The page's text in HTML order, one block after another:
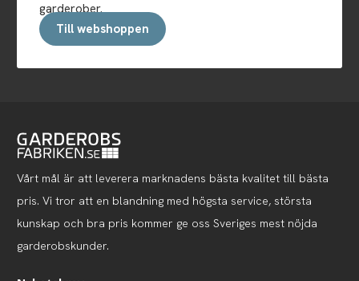
garderober.
Till webshoppen
Vårt mål är att leverera marknadens bästa kvalitet till bästa
pris. Vi tror att en blandning med högsta service, största
kunskap och bra pris kommer ge oss Sveriges mest nöjda
garderobskunder.